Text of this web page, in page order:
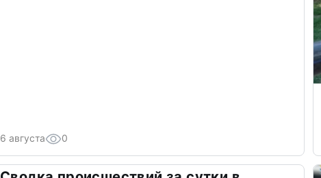
6 августа 0